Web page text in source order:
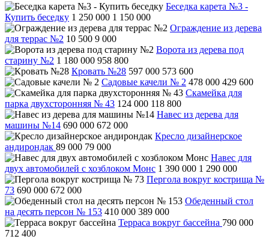
Беседка карета №3 -
Купить беседку 1 250 000 1 150 000
Ограждение из дерева
для террас №2 10 500 9 000
Ворота из дерева под
старину №2 1 180 000 958 800
Кровать №28 597 000 573 600
Садовые качели № 2 478 000 429 600
Скамейка для
парка двухсторонняя № 43 124 000 118 800
Навес из дерева для
машины №14 690 000 672 000
Кресло дизайнерское
андирондак 89 000 79 000
Навес для
двух автомобилей с хозблоком Монс 1 390 000 1 290 000
Пергола вокруг кострища №
73 690 000 672 000
Обеденный стол
на десять персон № 153 410 000 389 000
Терраса вокруг бассейна 790 000
712 400